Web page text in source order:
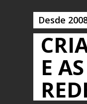
Desde
E